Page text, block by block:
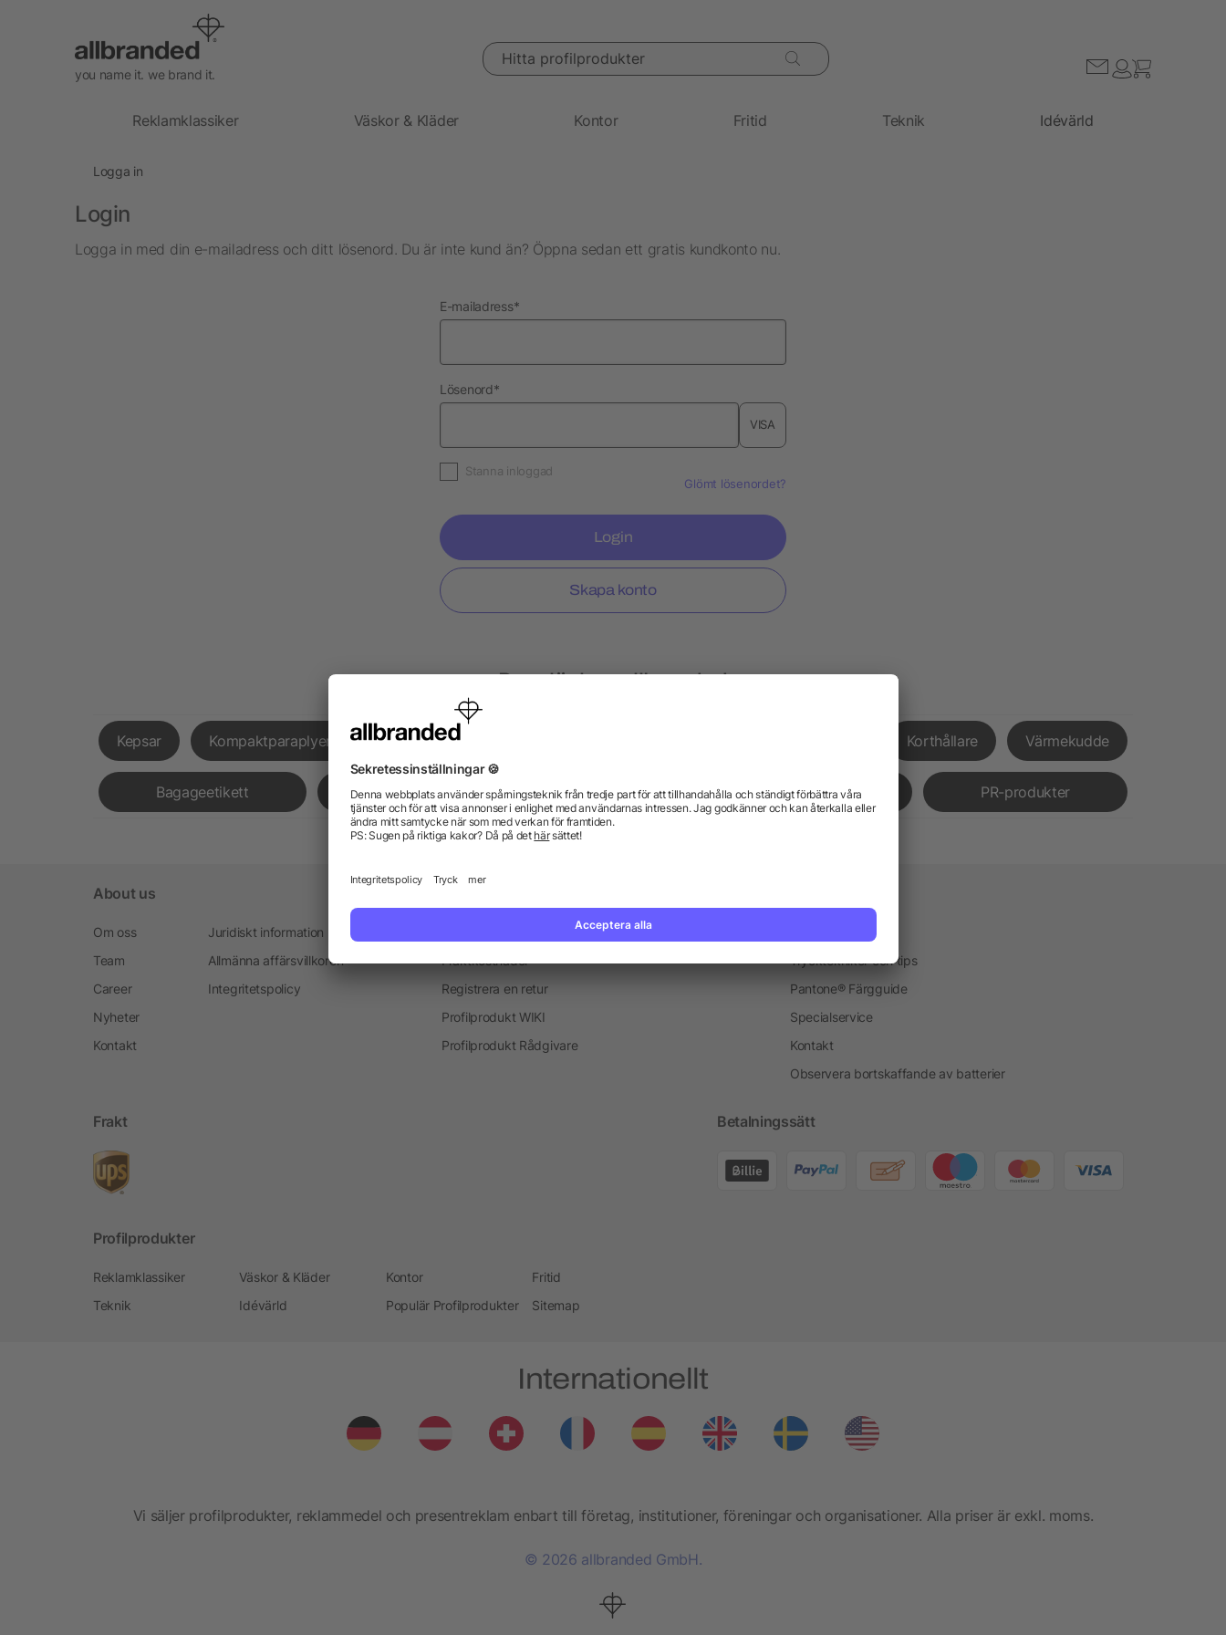
you name it. we brand it.
Hitta profilprodukter
Reklamklassiker Väskor & Kläder Kontor Fritid Teknik Idévärld
Logga in
Login
Logga in med din e-mailadress och ditt lösenord. Du är inte kund än? Öppna sedan ett gratis kundkonto nu.
E-mailadressnödvändig
*
Lösenordnödvändig
*
VISA
Stanna inloggad
Glömt lösenordet?
Login
Skapa konto
Populär hos allbranded
Kepsar Kompaktparaplyer Ficklampor Korthållare Värmekudde
Bagageetikett Hörlurar Slazenger Expressleverans PR-produkter
About us
Om oss
Team
Career
Nyheter
Kontakt
Juridiskt information
Allmänna affärsvillkoren
Integritetspolicy
Fraktkostnader
Registrera en retur
Profilprodukt WIKI
Profilprodukt Rådgivare
Blogg
Trycktekniker och tips
Pantone® Färgguide
Specialservice
Kontakt
Observera bortskaffande av batterier
Frakt Betalningssätt
Profilprodukter
Reklamklassiker Väskor & Kläder Kontor
Fritid
Teknik
Idévärld Populär Profilprodukter Sitemap
Internationellt
Vi säljer profilprodukter, reklammedel och presentreklam enbart till företag, institutioner, föreningar och organisationer. Alla priser är exkl. moms.
© 2026 allbranded GmbH.